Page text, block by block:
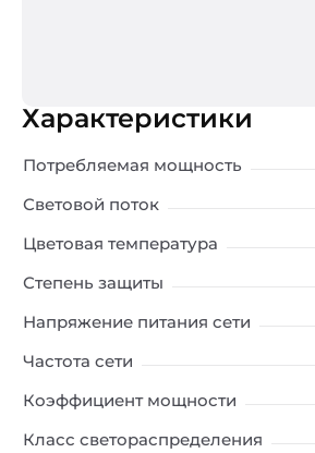
Характеристики
Потребляемая мощность
Световой поток
Цветовая температура
Степень защиты
Напряжение питания сети
Частота сети
Коэффициент мощности
Класс светораспределения